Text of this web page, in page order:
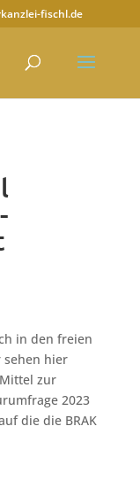
fischl.de
in den freien
sehen hier
zur
2023
die die BRAK